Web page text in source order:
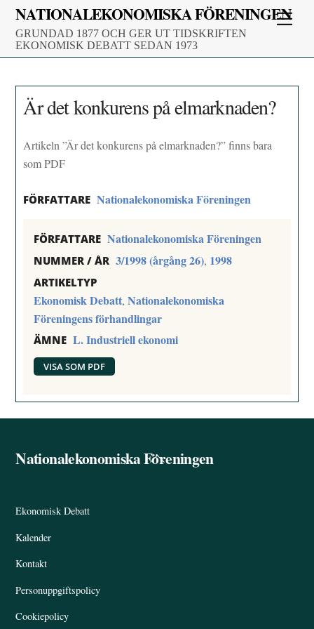
Skip
content
NATIONALEKONOMISKA FÖRENINGEN
GRUNDAD 1877 OCH GER UT TIDSKRIFTEN
EKONOMISK DEBATT SEDAN 1973
Är det konkurens på elmarknaden?
Artikeln ”Är det konkurens på elmarknaden?” finns bara
som PDF
FÖRFATTARE Nationalekonomiska Föreningen
FÖRFATTARE Nationalekonomiska Föreningen
NUMMER / ÅR 3/1998 (årgång 26), 1998
ARTIKELTYP
Ekonomisk Debatt,Nationalekonomiska
Föreningens förhandlingar
ÄMNE L. Industriell ekonomi
VISA SOM PDF
Back
Nationalekonomiska Föreningen
Ekonomisk Debatt
Kalender
Kontakt
Personuppgiftspolicy
Cookiepolicy